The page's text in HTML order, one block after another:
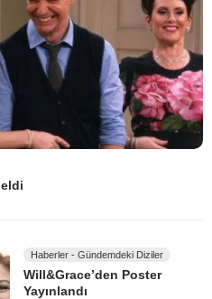
Haberler - Gündemdeki Diziler
Will&Grace’den Poster
Yayınlandı